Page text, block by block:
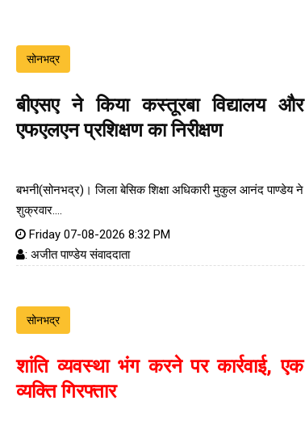
सोनभद्र
बीएसए ने किया कस्तूरबा विद्यालय और
एफएलएन प्रशिक्षण का निरीक्षण
बभनी(सोनभद्र)। जिला बेसिक शिक्षा अधिकारी मुकुल आनंद पाण्डेय ने
शुक्रवार....
Friday 07-08-2026 8:32 PM
: अजीत पाण्डेय संवाददाता
सोनभद्र
शांति व्यवस्था भंग करने पर कार्रवाई, एक
व्यक्ति गिरफ्तार